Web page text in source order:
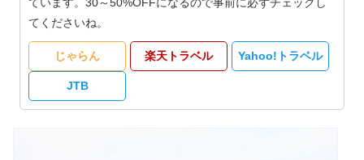
てくださいね。
じゃらん 楽天トラベル Yahoo!トラベル
JTB